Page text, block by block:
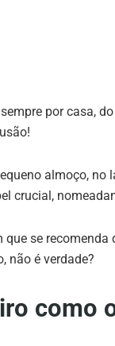
por casa,
almoço,
crucial,
que se
não é verdade?
como